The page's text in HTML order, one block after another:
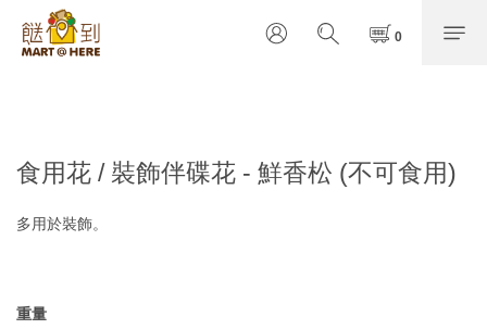
食用花 / 裝飾伴碟花 - 鮮香松 (不可食用)
多用於裝飾。
重量